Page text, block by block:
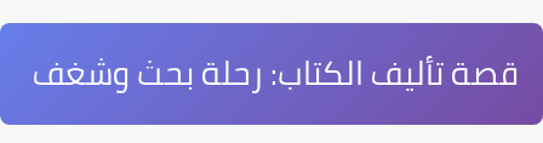
قصة تأليف الكتاب: رحلة بحث وشغف